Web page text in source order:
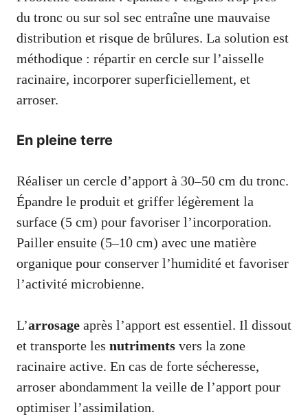
du tronc ou sur sol sec entraîne une mauvaise
distribution et risque de brûlures. La solution est
méthodique : répartir en cercle sur l’aisselle
racinaire, incorporer superficiellement, et
arroser.
En pleine terre
Réaliser un cercle d’apport à 30–50 cm du tronc.
Épandre le produit et griffer légèrement la
surface (5 cm) pour favoriser l’incorporation.
Pailler ensuite (5–10 cm) avec une matière
organique pour conserver l’humidité et favoriser
l’activité microbienne.
L’arrosage après l’apport est essentiel. Il dissout
et transporte les nutriments vers la zone
racinaire active. En cas de forte sécheresse,
arroser abondamment la veille de l’apport pour
optimiser l’assimilation.